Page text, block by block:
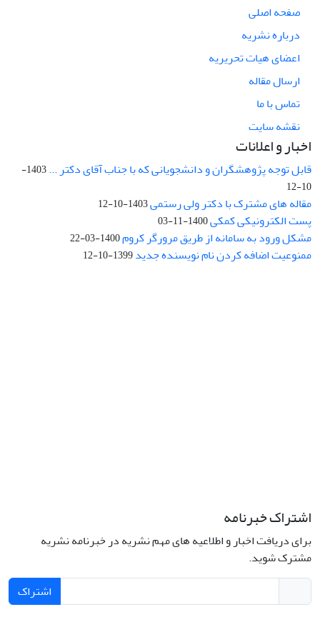
صفحه اصلی
درباره نشریه
اعضای هیات تحریریه
ارسال مقاله
تماس با ما
نقشه سایت
اخبار و اعلانات
قابل توجه پژوهشگران و دانشجویانی که با جناب آقای دکتر ...
1403-
10-12
مقاله های مشترک با دکتر ولی رستمی1403-10-12
پست الکترونیکی کمکی1400-11-03
مشکل ورود به سامانه از طریق مرورگر کروم1400-03-22
ممنوعیت اضافه کردن نام نویسنده جدید1399-10-12
اشتراک خبرنامه
برای دریافت اخبار و اطلاعیه های مهم نشریه در خبرنامه نشریه
مشترک شوید.
اشتراک